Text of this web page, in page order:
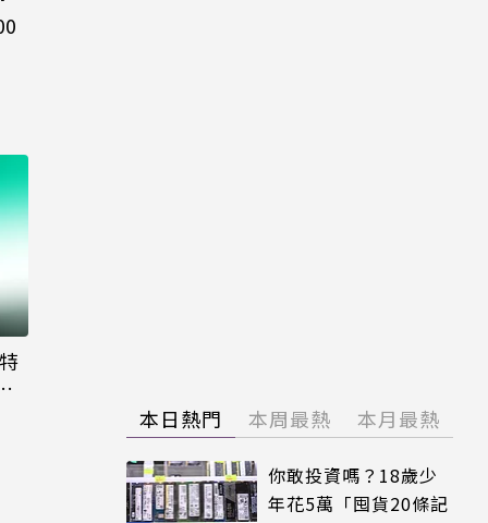
本日熱門 本周最熱 本月最熱
你敢投資嗎？18歲少
年花5萬「囤貨20條記